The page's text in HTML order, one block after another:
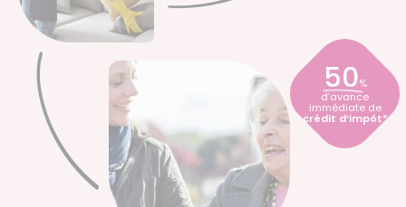
50%
d’avance
immédiate de
crédit d’impôt*